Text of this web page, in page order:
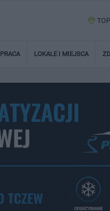
TOP
PRACA LOKALE I MIEJSCA